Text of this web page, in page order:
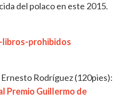
del polaco en este 2015.
Ernesto Rodríguez (120pies):
Premio Guillermo de